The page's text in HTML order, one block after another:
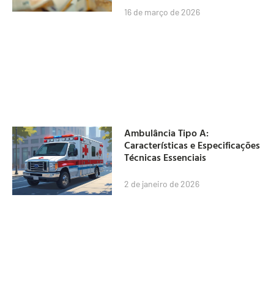
16 de março de 2026
Ambulância Tipo A:
Características e Especificações
Técnicas Essenciais
2 de janeiro de 2026